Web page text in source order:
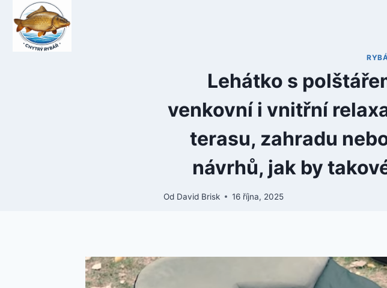
Přeskočit
obsah
Lehátko s
venkovní i vnitřní
terasu, zahradu
návrhů, jak by
Od David Brisk 16 října, 2025